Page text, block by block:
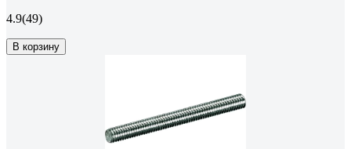
4.9(49)
В корзину